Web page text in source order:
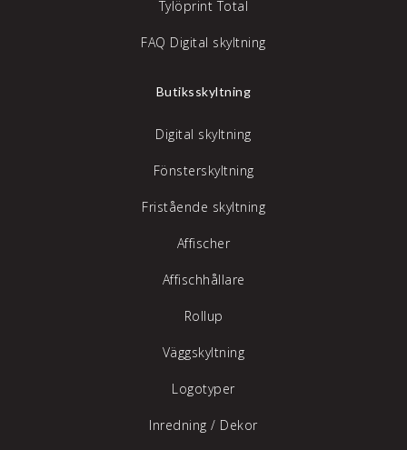
Tylöprint Total
FAQ Digital skyltning
Butiksskyltning
Digital skyltning
Fönsterskyltning
Fristående skyltning
Affischer
Affischhållare
Rollup
Väggskyltning
Logotyper
Inredning / Dekor